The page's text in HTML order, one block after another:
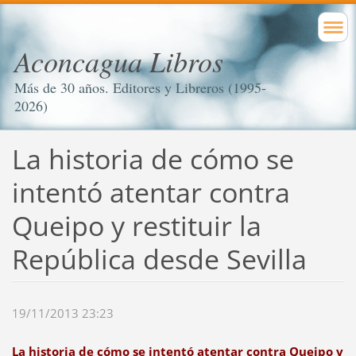
Aconcagua Libros
Más de 30 años. Editores y Libreros (1995-
2026)
La historia de cómo se
intentó atentar contra
Queipo y restituir la
República desde Sevilla
19/11/2013 23:23
La historia de cómo se intentó atentar contra Queipo y